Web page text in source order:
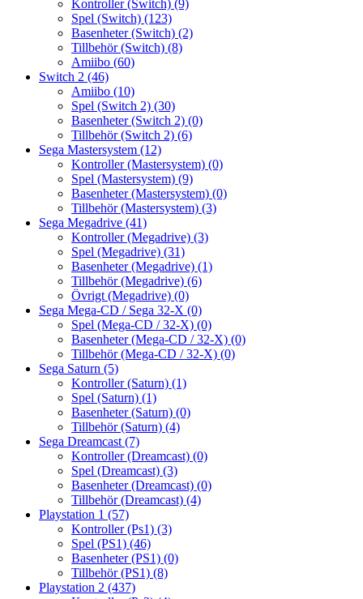
Kontroller (Switch) (9)
Spel (Switch) (123)
Basenheter (Switch) (2)
Tillbehör (Switch) (8)
Amiibo (60)
Switch 2 (46)
Amiibo (10)
Spel (Switch 2) (30)
Basenheter (Switch 2) (0)
Tillbehör (Switch 2) (6)
Sega Mastersystem (12)
Kontroller (Mastersystem) (0)
Spel (Mastersystem) (9)
Basenheter (Mastersystem) (0)
Tillbehör (Mastersystem) (3)
Sega Megadrive (41)
Kontroller (Megadrive) (3)
Spel (Megadrive) (31)
Basenheter (Megadrive) (1)
Tillbehör (Megadrive) (6)
Övrigt (Megadrive) (0)
Sega Mega-CD / Sega 32-X (0)
Spel (Mega-CD / 32-X) (0)
Basenheter (Mega-CD / 32-X) (0)
Tillbehör (Mega-CD / 32-X) (0)
Sega Saturn (5)
Kontroller (Saturn) (1)
Spel (Saturn) (1)
Basenheter (Saturn) (0)
Tillbehör (Saturn) (4)
Sega Dreamcast (7)
Kontroller (Dreamcast) (0)
Spel (Dreamcast) (3)
Basenheter (Dreamcast) (0)
Tillbehör (Dreamcast) (4)
Playstation 1 (57)
Kontroller (Ps1) (3)
Spel (PS1) (46)
Basenheter (PS1) (0)
Tillbehör (PS1) (8)
Playstation 2 (437)